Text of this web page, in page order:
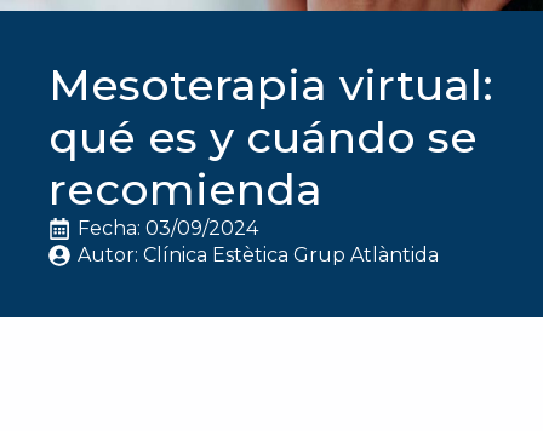
Mesoterapia virtual:
qué es y cuándo se
recomienda
Fecha: 03/09/2024
Autor: Clínica Estètica Grup Atlàntida